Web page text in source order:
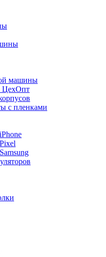
машины
ЦехОпт
с пленками